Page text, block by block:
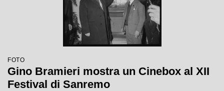
FOTO
Gino Bramieri mostra un Cinebox al XII
Festival di Sanremo